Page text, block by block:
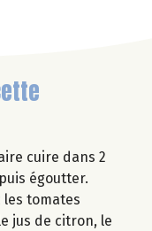
cuire dans 2
égoutter.
tomates
jus de citron, le